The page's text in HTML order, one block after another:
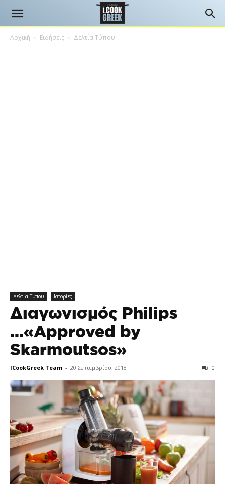
Αρχική Ειδήσεις Δελτία Τύπου
Δελτία Τύπου Ιστορίες
Διαγωνισμός Philips
…«Approved by
Skarmoutsos»
ICookGreek Team - 20 Σεπτεμβρίου, 2018 0